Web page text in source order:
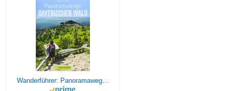
Wanderführer: Panoramawege Bayerischer Wald. Die 33 schönsten Aussichtstouren im Bayerwald. Wandern zu Aussichtsplätzen mit Panorama im Naturpark Bayerischer Wald. (Erlebnis Wandern)